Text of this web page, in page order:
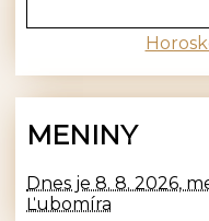
MENINY
Dnes je 8. 8. 2026,
Ľubomíra